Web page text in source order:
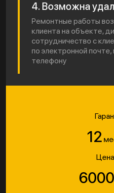
4. Возможна
Ремонтные работы
клиента на объекте,
сотрудничество с
по электронной
телефону
12
6000